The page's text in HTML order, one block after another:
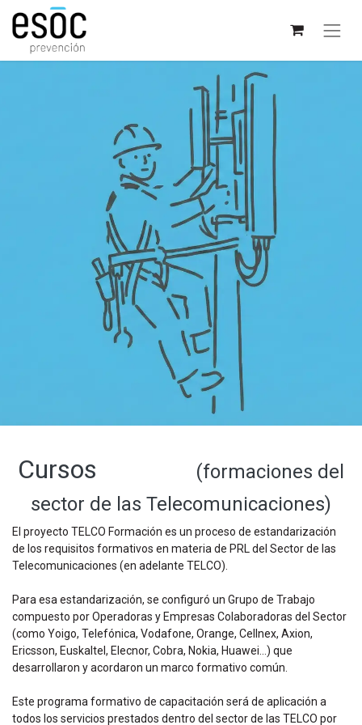
Cursos
(formaciones del
sector de las Telecomunicaciones)
El proyecto TELCO Formación es un proceso de estandarización
de los requisitos formativos en materia de PRL del Sector de las
Telecomunicaciones (en adelante TELCO).
Para esa estandarización, se configuró un Grupo de Trabajo
compuesto por Operadoras y Empresas Colaboradoras del Sector
(como Yoigo, Telefónica, Vodafone, Orange, Cellnex, Axion,
Ericsson, Euskaltel, Elecnor, Cobra, Nokia, Huawei...) que
desarrollaron y acordaron un marco formativo común.
Este programa formativo de capacitación será de aplicación a
todos los servicios prestados dentro del sector de las TELCO por